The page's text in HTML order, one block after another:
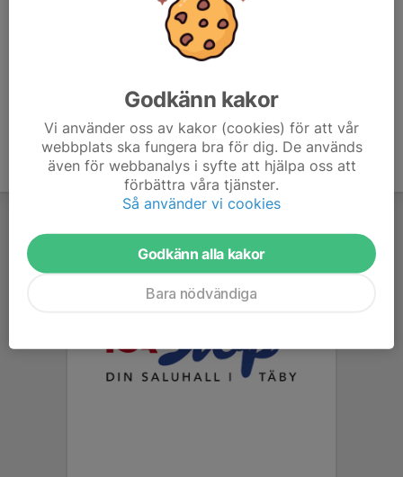
Godkänn kakor
Vi använder oss av kakor (cookies) för att vår
webbplats ska fungera bra för dig. De används
även för webbanalys i syfte att hjälpa oss att
förbättra våra tjänster.
Så använder vi cookies
Godkänn alla kakor
Bara nödvändiga